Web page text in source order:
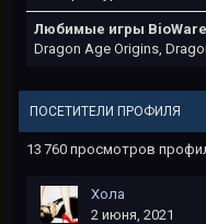
Любимые игры BioWare
Dragon Age Origins,
ПОСЕТИТЕЛИ ПРОФИЛЯ
13 760 просмотров
Хола
2 июня, 2021